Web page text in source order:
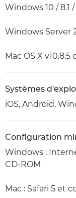
Windows 10 / 8.1 /
Windows Server
Mac OS X
Systèmes
iOS, Android,
Configuration
Windows :
CD-ROM
Mac : Safari 5 et